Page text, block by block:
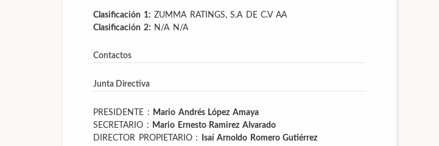
Clasificación 1: ZUMMA RATINGS, S.A DE C.VAA
Clasificación 2: N/AN/A
Contactos
Junta Directiva
PRESIDENTE : Mario Andrés López Amaya
SECRETARIO : Mario Ernesto Ramirez Alvarado
DIRECTOR PROPIETARIO :
Isaí Arnoldo Romero Gutiérrez